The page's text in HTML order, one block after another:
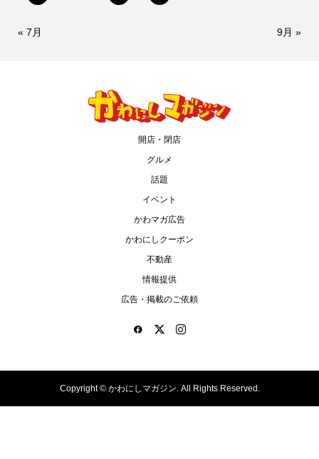
« 7月 9月 »
開店・閉店
グルメ
話題
イベント
かわマガ広告
かわにしクーポン
不動産
情報提供
広告・掲載のご依頼
Copyright ©かわにしマガジン. All Rights Reserved.